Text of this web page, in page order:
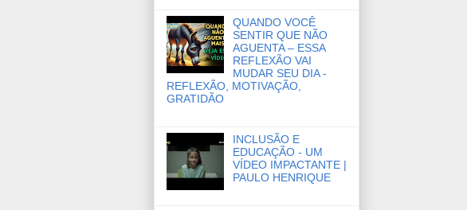
QUANDO VOCÊ
SENTIR QUE NÃO
AGUENTA – ESSA
REFLEXÃO VAI
MUDAR SEU DIA -
REFLEXÃO, MOTIVAÇÃO,
GRATIDÃO
INCLUSÃO E
EDUCAÇÃO - UM
VÍDEO IMPACTANTE |
PAULO HENRIQUE